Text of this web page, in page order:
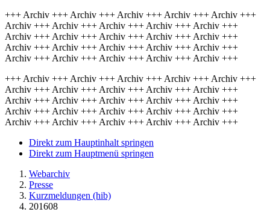
+++ Archiv +++ Archiv +++ Archiv +++ Archiv +++ Archiv +++
Archiv +++ Archiv +++ Archiv +++ Archiv +++ Archiv +++
Archiv +++ Archiv +++ Archiv +++ Archiv +++ Archiv +++
Archiv +++ Archiv +++ Archiv +++ Archiv +++ Archiv +++
Archiv +++ Archiv +++ Archiv +++ Archiv +++ Archiv +++
+++ Archiv +++ Archiv +++ Archiv +++ Archiv +++ Archiv +++
Archiv +++ Archiv +++ Archiv +++ Archiv +++ Archiv +++
Archiv +++ Archiv +++ Archiv +++ Archiv +++ Archiv +++
Archiv +++ Archiv +++ Archiv +++ Archiv +++ Archiv +++
Archiv +++ Archiv +++ Archiv +++ Archiv +++ Archiv +++
Direkt zum Hauptinhalt springen
Direkt zum Hauptmenü springen
Webarchiv
Presse
Kurzmeldungen (hib)
201608